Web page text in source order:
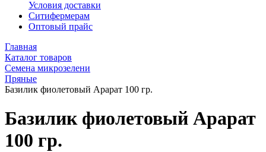
Условия доставки
Ситифермерам
Оптовый прайс
Главная
Каталог товаров
Семена микрозелени
Пряные
Базилик фиолетовый Арарат 100 гр.
Базилик фиолетовый Арарат
100 гр.